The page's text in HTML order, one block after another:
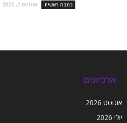
כתבה ראשית אוגוסט 5, 2026
ארכיונים
אוגוסט 2026
יולי 2026